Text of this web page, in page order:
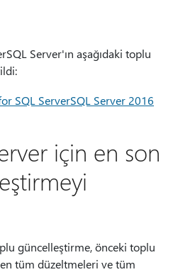
Server'ın aşağıdaki toplu
SQL ServerSQL Server 2016
için en son
güncelleştirme, önceki toplu
tüm düzeltmeleri ve tüm